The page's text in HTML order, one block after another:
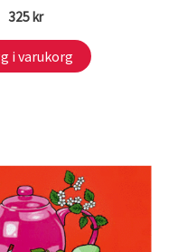
325kr
i varukorg